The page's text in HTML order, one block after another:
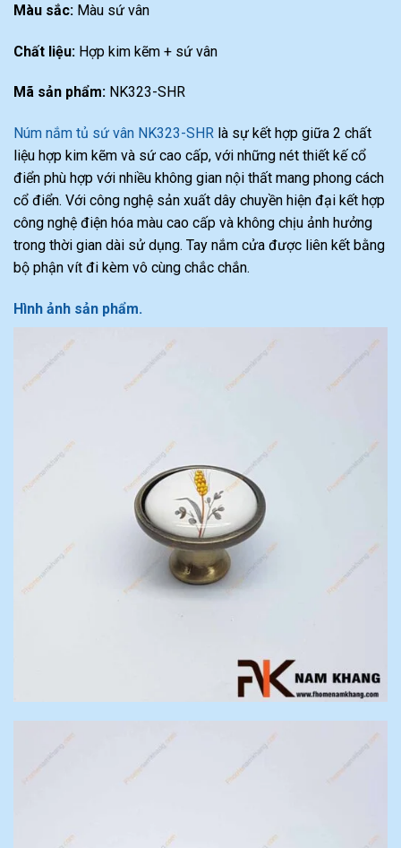
Màu sắc: Màu sứ vân
Chất liệu: Hợp kim kẽm + sứ vân
Mã sản phẩm: NK323-SHR
Núm nắm tủ sứ vân NK323-SHR là sự kết hợp giữa 2 chất
liệu hợp kim kẽm và sứ cao cấp, với những nét thiết kế cổ
điển phù hợp với nhiều không gian nội thất mang phong cách
cổ điển. Với công nghệ sản xuất dây chuyền hiện đại kết hợp
công nghệ điện hóa màu cao cấp và không chịu ảnh hưởng
trong thời gian dài sử dụng. Tay nắm cửa được liên kết bằng
bộ phận vít đi kèm vô cùng chắc chắn.
Hình ảnh sản phẩm.